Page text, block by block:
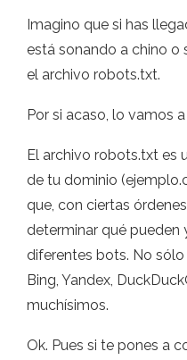
Imagino que si has
está sonando a chino o
el archivo robots.txt.
Por si acaso, lo vamos
El archivo robots.txt es
de tu dominio
que, con ciertas
determinar qué pueden
diferentes bots. No
Bing, Yandex,
muchísimos.
Ok. Pues si te pones a